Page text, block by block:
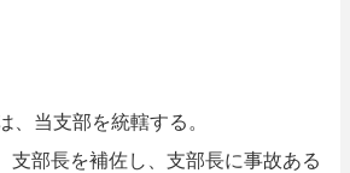
当支部を統轄する。
部長を補佐し、支部長に事故ある